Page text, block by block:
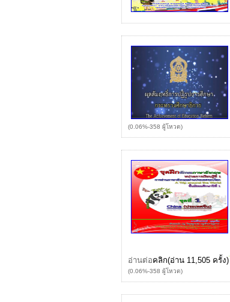
(0.06%-358 ผู้โหวต)
อ่านต่อคลิก(อ่าน 11,505 ครั้ง)
(0.06%-358 ผู้โหวต)